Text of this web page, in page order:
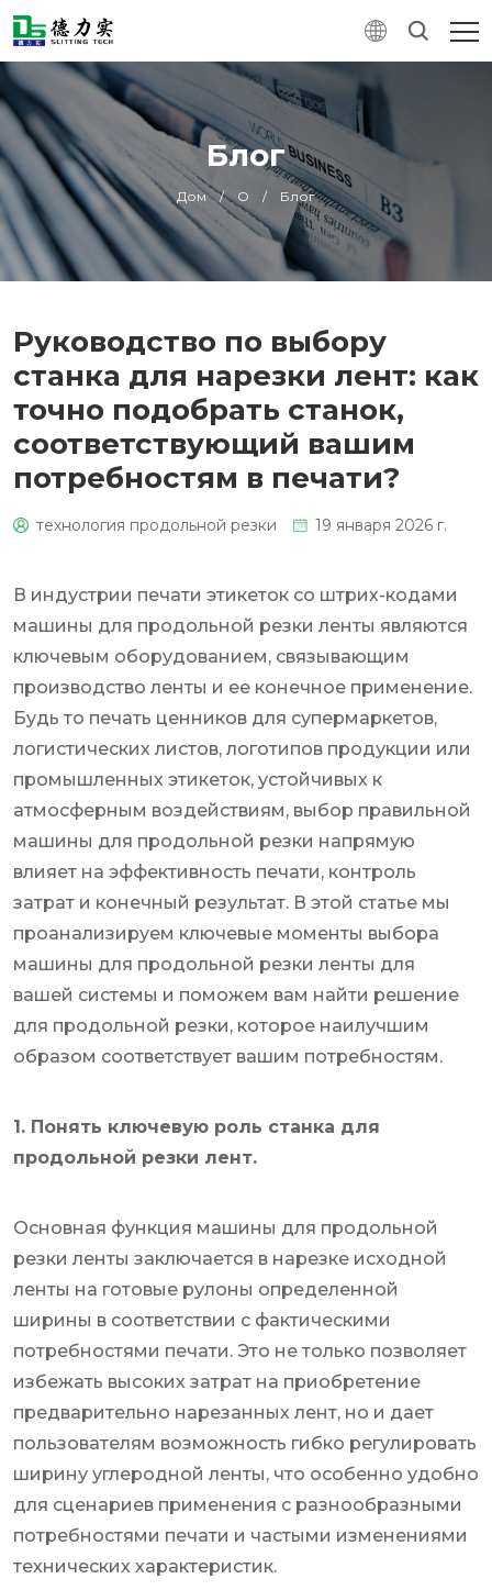
Блог
Дом / О / Блог
Руководство по выбору
станка для нарезки лент: как
точно подобрать станок,
соответствующий вашим
потребностям в печати?
технология продольной резки 19 января 2026 г.
В индустрии печати этикеток со штрих-кодами
машины для продольной резки ленты являются
ключевым оборудованием, связывающим
производство ленты и ее конечное применение.
Будь то печать ценников для супермаркетов,
логистических листов, логотипов продукции или
промышленных этикеток, устойчивых к
атмосферным воздействиям, выбор правильной
машины для продольной резки напрямую
влияет на эффективность печати, контроль
затрат и конечный результат. В этой статье мы
проанализируем ключевые моменты выбора
машины для продольной резки ленты для
вашей системы и поможем вам найти решение
для продольной резки, которое наилучшим
образом соответствует вашим потребностям.
1. Понять ключевую роль станка для
продольной резки лент.
Основная функция машины для продольной
резки ленты заключается в нарезке исходной
ленты на готовые рулоны определенной
ширины в соответствии с фактическими
потребностями печати. ​​Это не только позволяет
избежать высоких затрат на приобретение
предварительно нарезанных лент, но и дает
пользователям возможность гибко регулировать
ширину углеродной ленты, что особенно удобно
для сценариев применения с разнообразными
потребностями печати и частыми изменениями
технических характеристик.